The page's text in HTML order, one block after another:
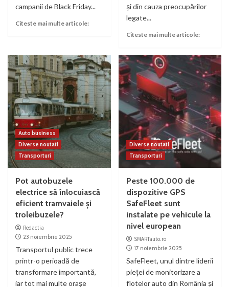
campanii de Black Friday...
Citeste mai multe articole:
și din cauza preocupărilor
legate...
Citeste mai multe articole:
Auto business
Diverse noutati
Transporturi
Pot autobuzele
electrice să înlocuiască
eficient tramvaiele și
troleibuzele?
Redactia
23 noiembrie 2025
Transportul public trece
printr-o perioadă de
transformare importantă,
iar tot mai multe orașe
Diverse noutati
Transporturi
Peste 100.000 de
dispozitive GPS
SafeFleet sunt
instalate pe vehicule la
nivel european
SMARTauto.ro
17 noiembrie 2025
SafeFleet, unul dintre liderii
pieței de monitorizare a
flotelor auto din România și